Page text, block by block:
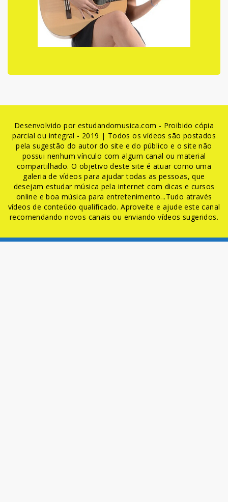
Desenvolvido por estudandomusica.com - Proibido cópia
parcial ou integral - 2019 | Todos os vídeos são postados
pela sugestão do autor do site e do público e o site não
possui nenhum vínculo com algum canal ou material
compartilhado. O objetivo deste site é atuar como uma
galeria de vídeos para ajudar todas as pessoas, que
desejam estudar música pela internet com dicas e cursos
online e boa música para entretenimento...Tudo através
vídeos de conteúdo qualificado. Aproveite e ajude este canal
recomendando novos canais ou enviando vídeos sugeridos.